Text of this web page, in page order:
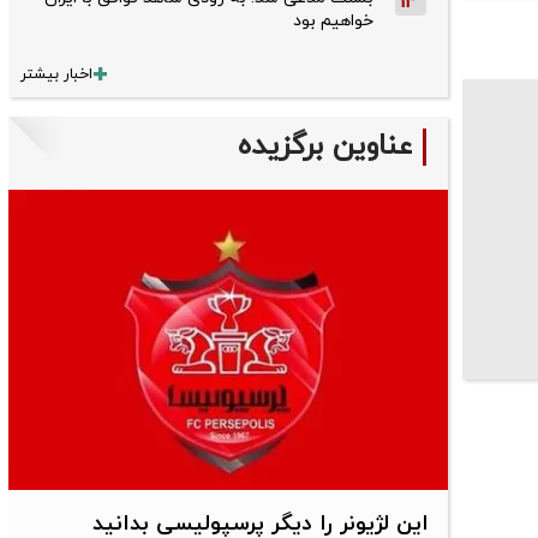
خواهیم بود
اخبار بیشتر
عناوین برگزیده
این لژیونر را دیگر پرسپولیسی بدانید